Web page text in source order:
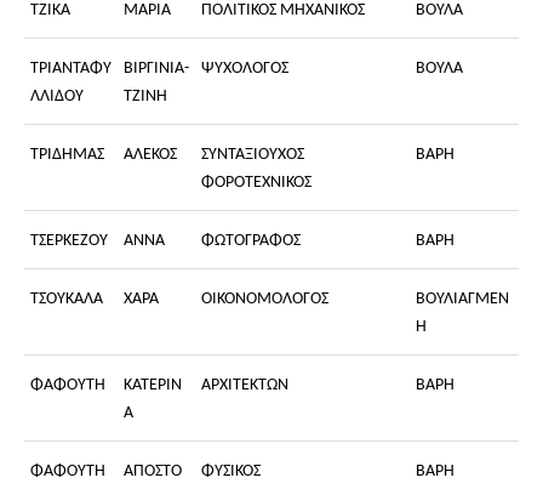
ΤΖΙΚΑ ΜΑΡΙΑ ΠΟΛΙΤΙΚΟΣ ΜΗΧΑΝΙΚΟΣ ΒΟΥΛΑ
ΤΡΙΑΝΤΑΦΥ
ΛΛΙΔΟΥ
ΒΙΡΓΙΝΙΑ-
ΤΖΙΝΗ
ΨΥΧΟΛΟΓΟΣ ΒΟΥΛΑ
ΤΡΙΔΗΜΑΣ ΑΛΕΚΟΣ
ΣΥΝΤΑΞΙΟΥΧΟΣ
ΦΟΡΟΤΕΧΝΙΚΟΣ
ΒΑΡΗ
ΤΣΕΡΚΕΖΟΥ ΑΝΝΑ ΦΩΤΟΓΡΑΦΟΣ ΒΑΡΗ
ΤΣΟΥΚΑΛΑ ΧΑΡΑ ΟΙΚΟΝΟΜΟΛΟΓΟΣ
ΒΟΥΛΙΑΓΜΕΝ
Η
ΦΑΦΟΥΤΗ
ΚΑΤΕΡΙΝ
Α
ΑΡΧΙΤΕΚΤΩΝ ΒΑΡΗ
ΦΑΦΟΥΤΗ
ΑΠΟΣΤΟ
ΦΥΣΙΚΟΣ ΒΑΡΗ